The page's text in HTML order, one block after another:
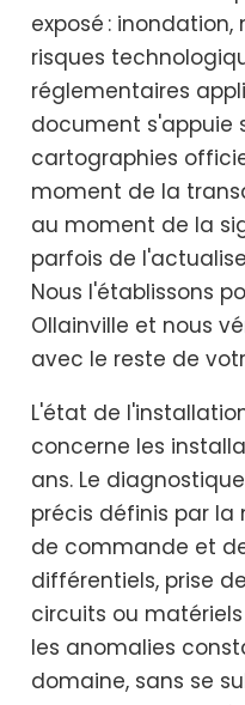
exposé :
risques
réglementaires
document s'appuie
cartographies
moment de la
au moment de la
parfois de
Nous l'établissons
Ollainville et nous
avec le reste de
L'état de
concerne les
ans. Le
précis définis par la
de commande et
différentiels, prise
circuits ou
les anomalies
domaine, sans se